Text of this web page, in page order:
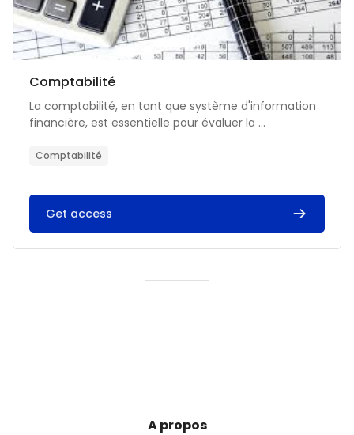
Catégorie de cours
Nom du cours
Comptabilité
Résumé du cours :
La comptabilité, en tant que système d'information
financière, est essentielle pour évaluer la ...
Comptabilité
Get access
A propos